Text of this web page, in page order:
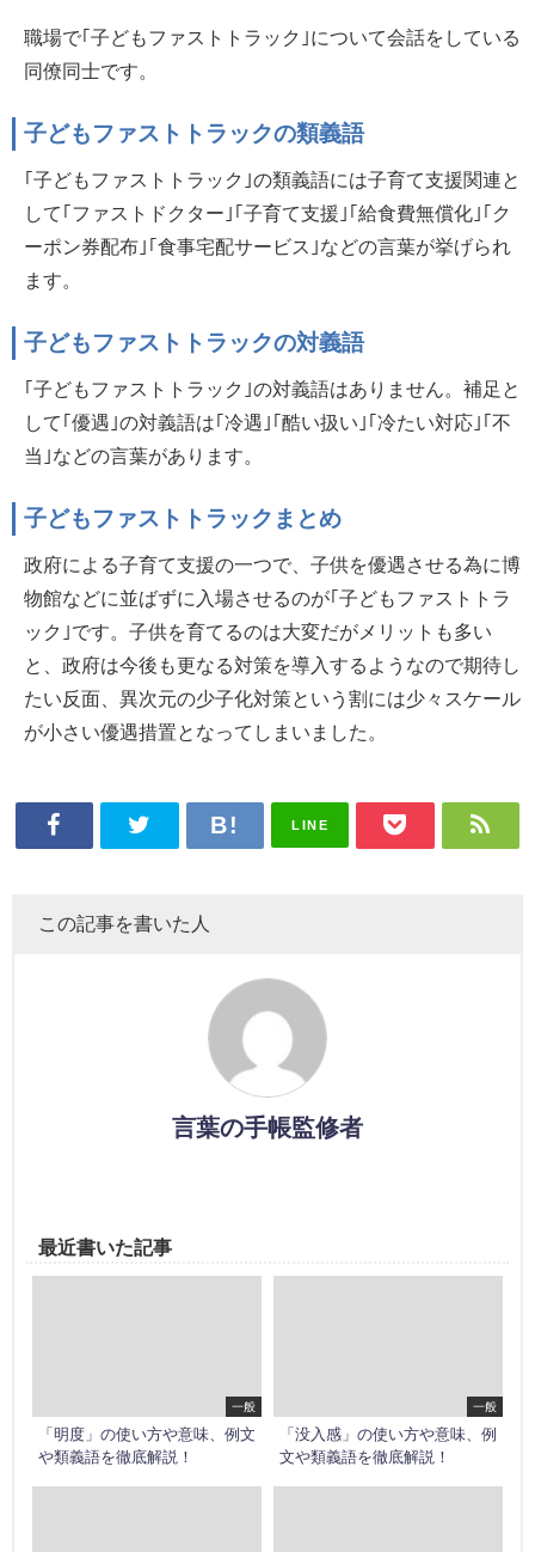
職場で｢子どもファストトラック｣について会話をしている
同僚同士です。
子どもファストトラックの類義語
｢子どもファストトラック｣の類義語には子育て支援関連と
して｢ファストドクター｣｢子育て支援｣｢給食費無償化｣｢ク
ーポン券配布｣｢食事宅配サービス｣などの言葉が挙げられ
ます。
子どもファストトラックの対義語
｢子どもファストトラック｣の対義語はありません。補足と
して｢優遇｣の対義語は｢冷遇｣｢酷い扱い｣｢冷たい対応｣｢不
当｣などの言葉があります。
子どもファストトラックまとめ
政府による子育て支援の一つで、子供を優遇させる為に博
物館などに並ばずに入場させるのが｢子どもファストトラ
ック｣です。子供を育てるのは大変だがメリットも多い
と、政府は今後も更なる対策を導入するようなので期待し
たい反面、異次元の少子化対策という割には少々スケール
が小さい優遇措置となってしまいました。
LINE
この記事を書いた人
言葉の手帳監修者
最近書いた記事
一般
「明度」の使い方や意味、例文
や類義語を徹底解説！
一般
「没入感」の使い方や意味、例
文や類義語を徹底解説！